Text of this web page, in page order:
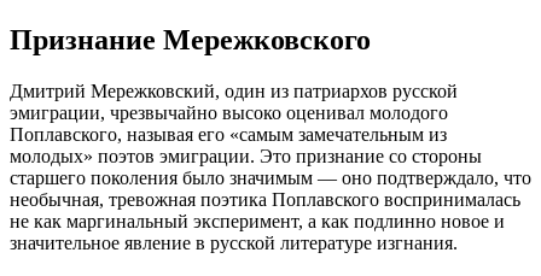
Признание Мережковского
Дмитрий Мережковский, один из патриархов русской
эмиграции, чрезвычайно высоко оценивал молодого
Поплавского, называя его «самым замечательным из
молодых» поэтов эмиграции. Это признание со стороны
старшего поколения было значимым — оно подтверждало, что
необычная, тревожная поэтика Поплавского воспринималась
не как маргинальный эксперимент, а как подлинно новое и
значительное явление в русской литературе изгнания.